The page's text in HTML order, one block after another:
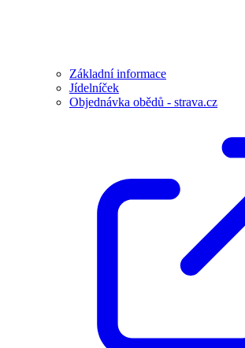
Základní informace
Jídelníček
Objednávka obědů - strava.cz